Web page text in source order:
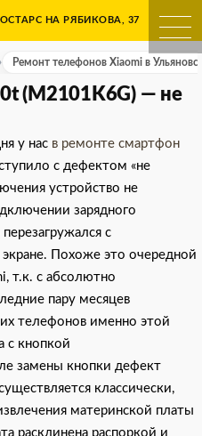
Ремонт телефонов в
НА РЯБИКОВА, 37
Ремонт телефонов Xiaomi в
(M2101K6G) — не
у нас в ремонте смартфон
с дефектом «не
устройство не
зарядного
с
Похоже это очередной
т.к. с абсолютно
пару месяцев
телефонов именно этой
с кнопкой
замены кнопки дефект
классически,
материнской платы
расклинена распоркой и